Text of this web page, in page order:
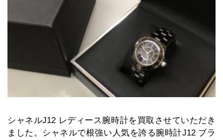
シャネルJ12 レディース腕時計を買取させていただき
ました。シャネルで根強い人気を誇る腕時計J12 ブラ